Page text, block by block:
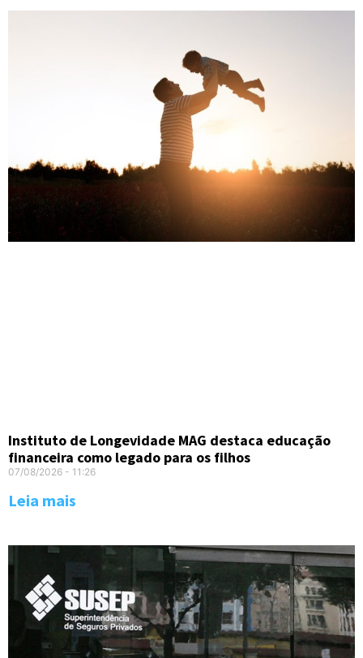
Instituto de Longevidade MAG destaca educação
financeira como legado para os filhos
07/08/2026 11:26
Leia mais